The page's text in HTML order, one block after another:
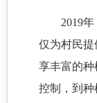
2019
仅为村民
享丰富的
控制，到